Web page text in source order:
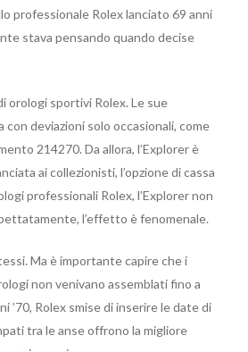
professionale Rolex lanciato 69 anni
stava pensando quando decise
orologi sportivi Rolex. Le sue
deviazioni solo occasionali, come
214270. Da allora, l’Explorer è
ai collezionisti, l’opzione di cassa
professionali Rolex, l’Explorer non
l’effetto è fenomenale.
Ma è importante capire che i
non venivano assemblati fino a
’70, Rolex smise di inserire le date di
tra le anse offrono la migliore